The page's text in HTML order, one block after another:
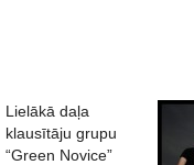
Lielākā daļa
klausītāju grupu
“Green Novice”